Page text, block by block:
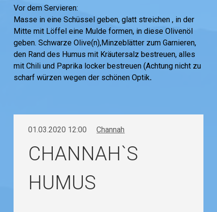
Vor dem Servieren:
Masse in eine Schüssel geben, glatt streichen , in der
Mitte mit Löffel eine Mulde formen, in diese Olivenöl
geben. Schwarze Olive(n),Minzeblätter zum Garnieren,
den Rand des Humus mit Kräutersalz bestreuen, alles
mit Chili und Paprika locker bestreuen (Achtung nicht zu
scharf würzen wegen der schönen Optik.
01.03.2020 12:00 Channah
CHANNAH`S
HUMUS